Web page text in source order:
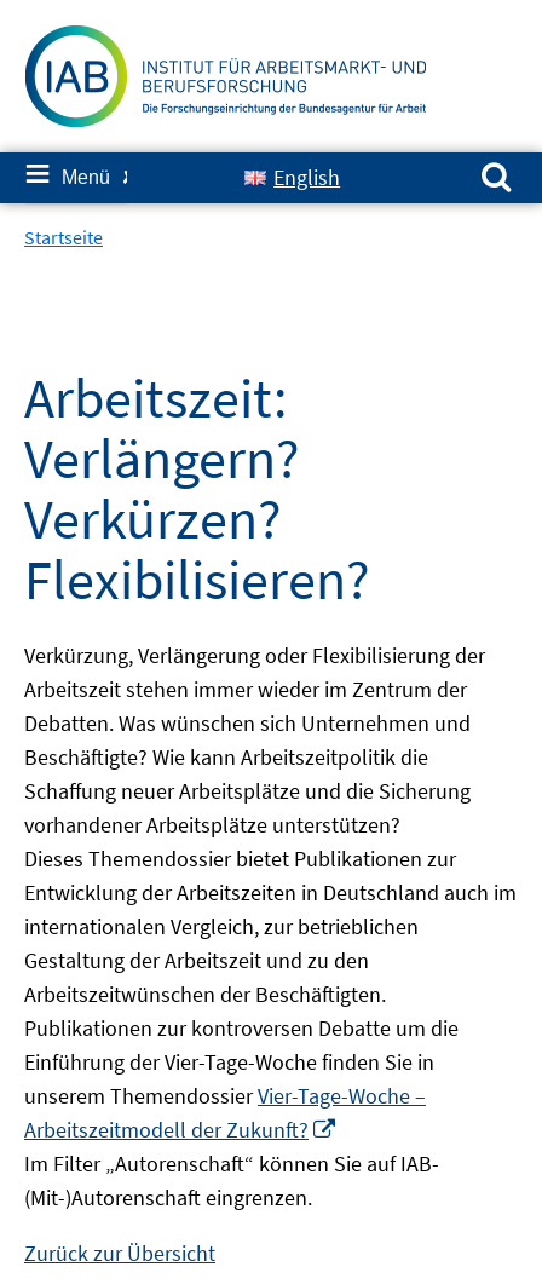
zum
Inhalt
≡ Menü ✘ English
Suchen nach:
Startseite
Arbeitszeit:
Verlängern?
Verkürzen?
Flexibilisieren?
Verkürzung, Verlängerung oder Flexibilisierung der
Arbeitszeit stehen immer wieder im Zentrum der
Debatten. Was wünschen sich Unternehmen und
Beschäftigte? Wie kann Arbeitszeitpolitik die
Schaffung neuer Arbeitsplätze und die Sicherung
vorhandener Arbeitsplätze unterstützen?
Dieses Themendossier bietet Publikationen zur
Entwicklung der Arbeitszeiten in Deutschland auch im
internationalen Vergleich, zur betrieblichen
Gestaltung der Arbeitszeit und zu den
Arbeitszeitwünschen der Beschäftigten.
Publikationen zur kontroversen Debatte um die
Einführung der Vier-Tage-Woche finden Sie in
unserem ThemendossierVier-Tage-Woche –
Arbeitszeitmodell der Zukunft?
neuem
Im Filter „Autorenschaft“ können Sie auf IAB-
(Mit-)Autorenschaft eingrenzen.
Zurück zur Übersicht